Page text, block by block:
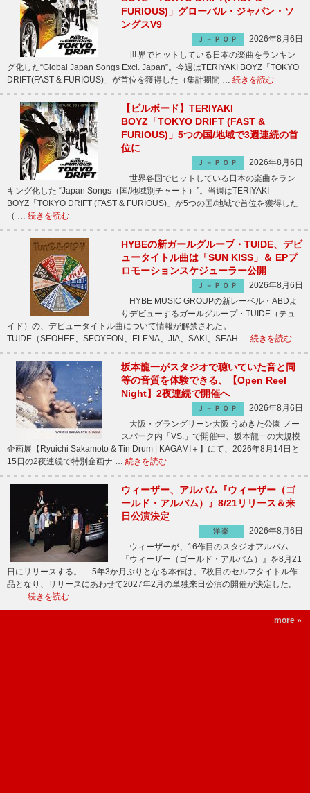
FURIOUS)」グローバル・ジャパン・ソ
ングスV9
Ｊ－ＰＯＰ
2026年8月6日
世界でヒットしている日本の楽曲をランキン
グ化した“Global Japan Songs Excl. Japan”。今週はTERIYAKI BOYZ「TOKYO
DRIFT(FAST & FURIOUS)」が首位を獲得した（集計期間 … 続きを読む
【ビルボード】TERIYAKI
BOYZ「TOKYO DRIFT (FAST &
FURIOUS)」5つの国/地域で3週連続の首
位に
Ｊ－ＰＯＰ
2026年8月6日
世界各国でヒットしている日本の楽曲をラン
キング化した “Japan Songs（国/地域別チャート）”。当週はTERIYAKI
BOYZ「TOKYO DRIFT (FAST & FURIOUS)」が5つの国/地域で首位を獲得した
（ … 続きを読む
HYBEの新ガールグループ・TUIDE、デビ
ュータイトル曲は「SUN KISS」＆ EPプ
ロモーションスケジューラー公開
Ｊ－ＰＯＰ
2026年8月6日
HYBE MUSIC GROUPの新レーベル・ABDよ
りデビューするガールグループ・TUIDE（テュ
イド）の、デビュータイトル曲について情報が解禁された。
TUIDE（SEOHEE、SEOYEON、ELENA、JIA、SAKI、SEAH … 続きを読む
坂本龍一がスタジオで聴いていた音と同
等の音質を体験できる、【Open Reel
Night】2夜連続で開催へ
Ｊ－ＰＯＰ
2026年8月6日
大阪・グラングリーン大阪 うめきた公園 ノー
スパーク内「VS.」で開催中、坂本龍一の大規模
企画展【Ryuichi Sakamoto & Tin Drum | KAGAMI＋】にて、2026年8月14日と
15日の2夜連続で特別企画ナ … 続きを読む
ウィーザー、アルバム『ウィーザー（ゴ
ールド・アルバム）』8/21リリース＆来
日公演決定
洋楽
2026年8月6日
ウィーザーが、16作目のスタジオアルバム
『ウィーザー（ゴールド・アルバム）』を8月21
日にリリースする。 5年3か月ぶりとなる本作は、7枚目のセルフタイトル作
品となり、リリースにあわせて2027年2月の単独来日公演の開催が決定した。
… 続きを読む
more »